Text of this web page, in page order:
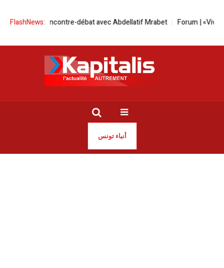
FlashNews:
| Rencontre-débat avec Abdellatif Mrabet Forum | «Vivre
أنباء تونس